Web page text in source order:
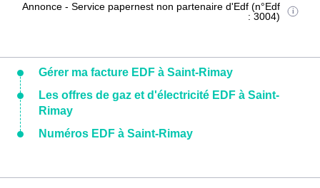
Annonce - Service papernest non partenaire d'Edf (n°Edf
: 3004)
Gérer ma facture EDF à Saint-Rimay
Les offres de gaz et d'électricité EDF à Saint-
Rimay
Numéros EDF à Saint-Rimay